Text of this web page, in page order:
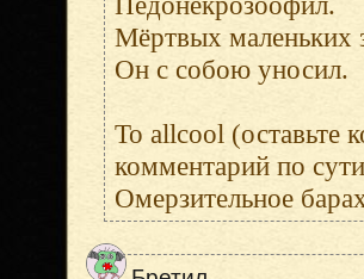
Мёртвых маленьких
Он с собою уносил.
To allcool (оставьте
комментарий по
Омерзительное